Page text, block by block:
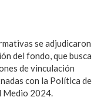
se adjudicaron
del fondo, que busca
de vinculación
con la Política de
Medio 2024.